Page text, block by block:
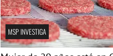
MSP INVESTIGA